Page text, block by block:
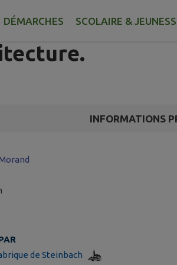
DÉMARCHES SCOLAIRE &
de
INFORMATIONS
de Steinbach